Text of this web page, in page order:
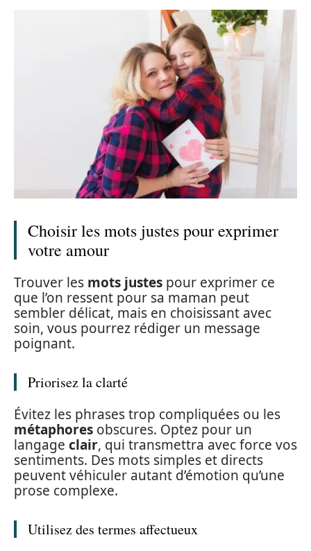
Choisir les mots justes pour exprimer
votre amour
Trouver les mots justes pour exprimer ce
que l’on ressent pour sa maman peut
sembler délicat, mais en choisissant avec
soin, vous pourrez rédiger un message
poignant.
Priorisez la clarté
Évitez les phrases trop compliquées ou les
métaphores obscures. Optez pour un
langage clair, qui transmettra avec force vos
sentiments. Des mots simples et directs
peuvent véhiculer autant d’émotion qu’une
prose complexe.
Utilisez des termes affectueux